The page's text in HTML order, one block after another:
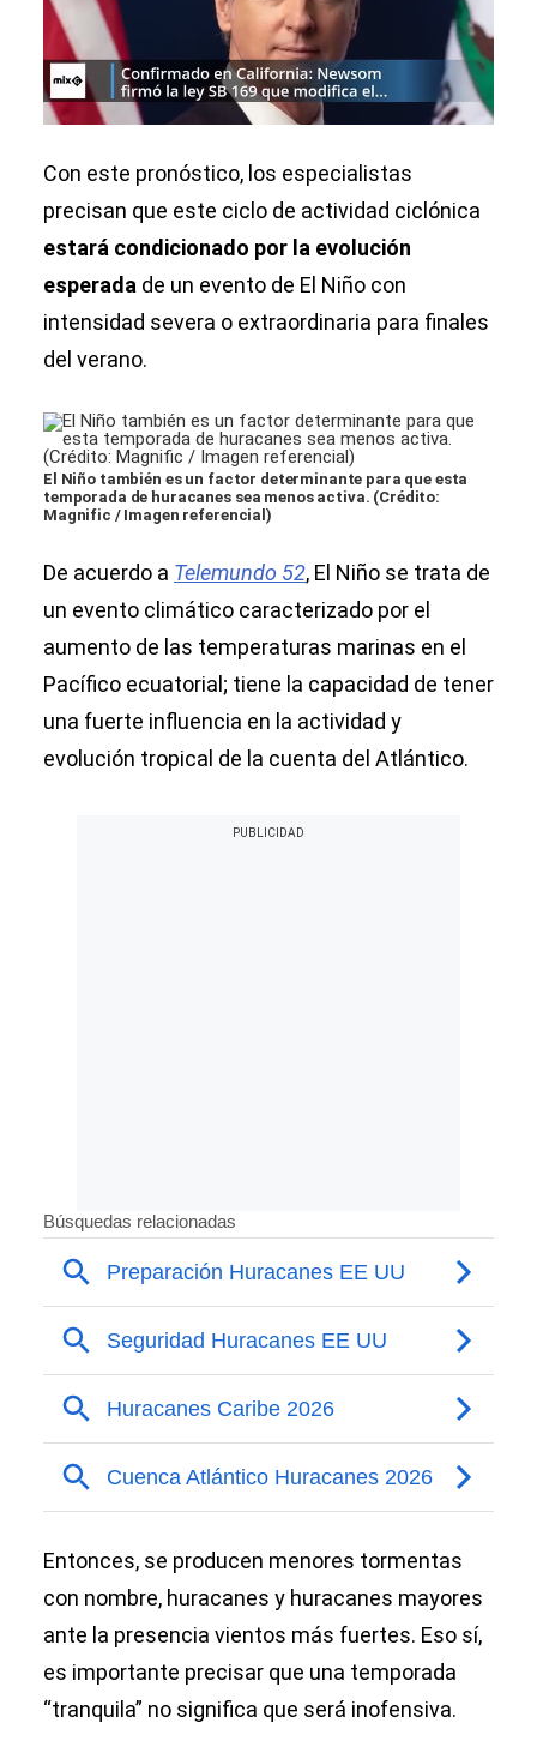
Con este pronóstico, los especialistas
precisan que este ciclo de actividad ciclónica
estará condicionado por la evolución
esperada de un evento de El Niño con
intensidad severa o extraordinaria para finales
del verano.
El Niño también es un factor determinante para que esta
temporada de huracanes sea menos activa. (Crédito:
Magnific / Imagen referencial)
De acuerdo a Telemundo 52, El Niño se trata de
un evento climático caracterizado por el
aumento de las temperaturas marinas en el
Pacífico ecuatorial; tiene la capacidad de tener
una fuerte influencia en la actividad y
evolución tropical de la cuenta del Atlántico.
Entonces, se producen menores tormentas
con nombre, huracanes y huracanes mayores
ante la presencia vientos más fuertes. Eso sí,
es importante precisar que una temporada
“tranquila” no significa que será inofensiva.